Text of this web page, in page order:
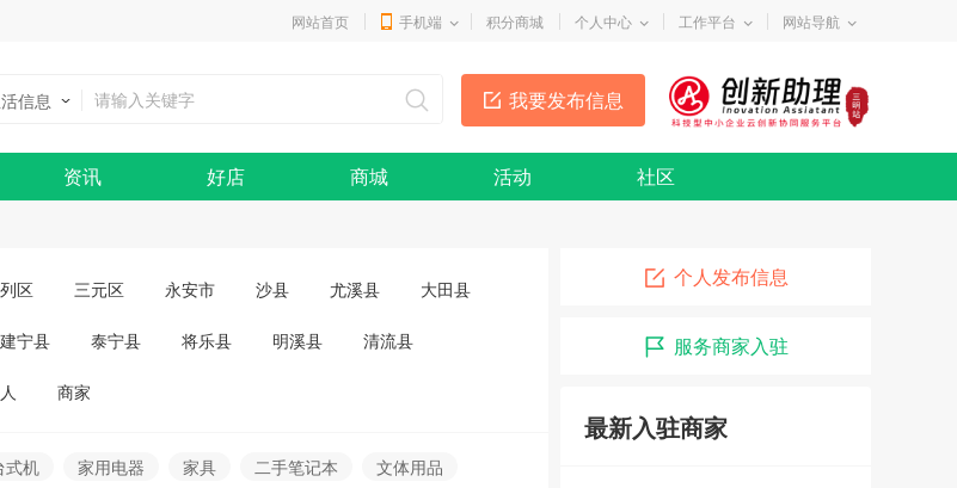
网站首页 手机端 积分商城 个人中心 工作平台 网站导航
我要发布信息
信息
资讯 好店 商城 活动 社区
区 三元区 永安市 沙县 尤溪县 大田县
建宁县 泰宁县 将乐县 明溪县 清流县
商家
式机 家用电器 家具 二手笔记本
文体用品
个人发布信息
服务商家入驻
最新入驻商家